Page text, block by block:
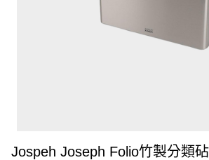
Jospeh Joseph Folio竹製分類